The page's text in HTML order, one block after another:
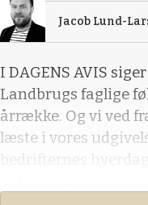
Jacob Lund-
I DAGENS AVIS
Landbrugs faglige
årrække. Og vi ved
læste i vores
bedrifternes